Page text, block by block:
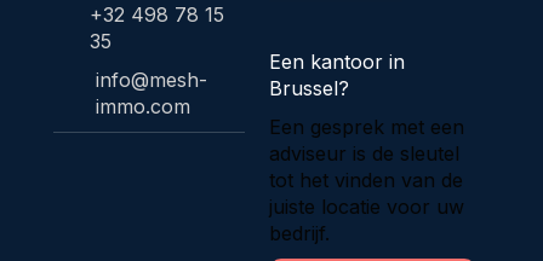
+32 498 78 15
35
info@mesh-
immo.com
Een kantoor in
Brussel?
Een gesprek met een
adviseur is de sleutel
tot het vinden van de
juiste locatie voor uw
bedrijf.